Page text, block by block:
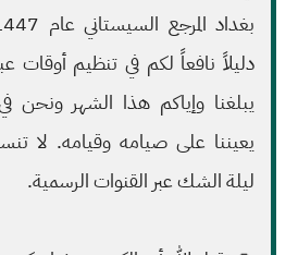
بغداد المرجع السيستاني عام 1447 هـ الوقف الشيعي
دليلاً نافعاً لكم في تنظيم أوقات
يبلغنا وإياكم هذا الشهر
يعيننا على صيامه وقيامه. لا
ليلة الشك عبر القنوات الرسمية.